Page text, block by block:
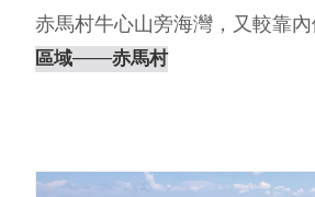
赤馬村牛心山旁海灣，又較靠
灣內滬。根據離島出走團隊於
區域───赤馬村